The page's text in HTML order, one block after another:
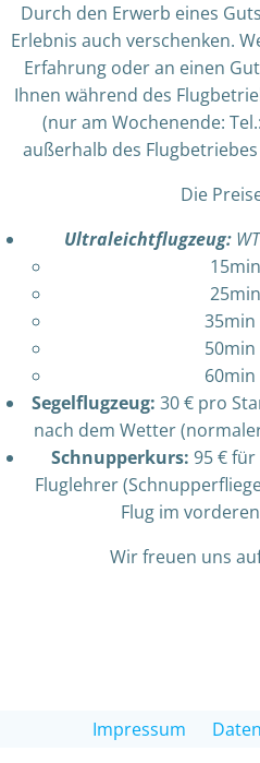
Durch den Erwerb eines
Erlebnis auch verschenken.
Erfahrung oder an einen
Ihnen während des
(nur am Wochenende:
außerhalb des
Die
Ultraleichtflugzeug:
35min
50min
60min
Segelflugzeug: 30 € pro
nach dem Wetter
Schnupperkurs: 95 €
Fluglehrer
Flug im
Wir freuen uns
Impressum